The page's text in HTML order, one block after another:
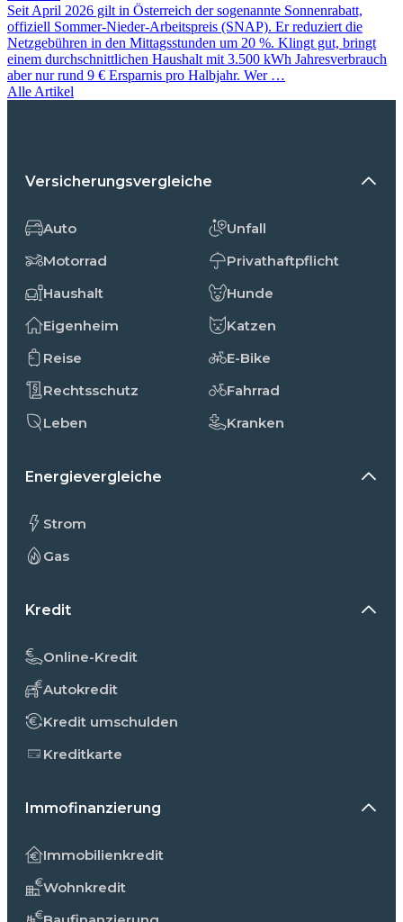
Seit April 2026 gilt in Österreich der sogenannte Sonnenrabatt,
offiziell Sommer-Nieder-Arbeitspreis (SNAP). Er reduziert die
Netzgebühren in den Mittagsstunden um 20 %. Klingt gut, bringt
einem durchschnittlichen Haushalt mit 3.500 kWh Jahresverbrauch
aber nur rund 9 € Ersparnis pro Halbjahr. Wer …
Alle Artikel
Versicherungsvergleiche
Auto
Motorrad
Haushalt
Eigenheim
Reise
Rechtsschutz
Leben
Unfall
Privathaftpflicht
Hunde
Katzen
E-Bike
Fahrrad
Kranken
Energievergleiche
Strom
Gas
Kredit
Online-Kredit
Autokredit
Kredit umschulden
Kreditkarte
Immofinanzierung
Immobilienkredit
Wohnkredit